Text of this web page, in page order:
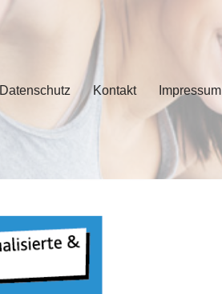
Datenschutz Kontakt Impressum